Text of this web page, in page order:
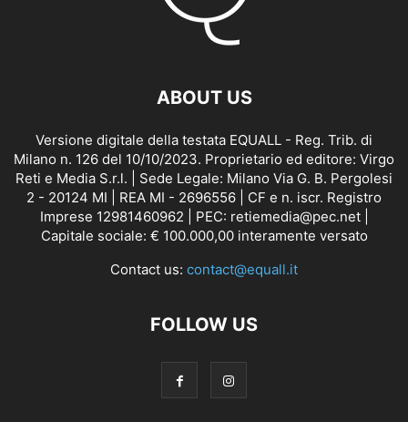
ABOUT US
Versione digitale della testata EQUALL - Reg. Trib. di
Milano n. 126 del 10/10/2023. Proprietario ed editore: Virgo
Reti e Media S.r.l. | Sede Legale: Milano Via G. B. Pergolesi
2 - 20124 MI | REA MI - 2696556 | CF e n. iscr. Registro
Imprese 12981460962 | PEC: retiemedia@pec.net |
Capitale sociale: € 100.000,00 interamente versato
Contact us: contact@equall.it
FOLLOW US